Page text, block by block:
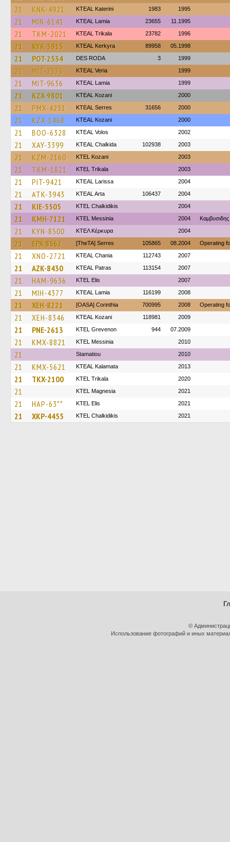
21
KNK-4921 KTEAL Katerini 1983 1995
21 MIN-6141 KTEAL Lamia 23655 11.1995
21 TKM-2021 KTEAL Trikala 23782 1996
21 KYK-3915 KTEAL Kerkyra 89958 05.1998
21 POT-2534 DES RODA 3 1999
21 MIT-2575 KTEAL Veria 1999
21 MIT-9636 KTEAL Lamia 1999
21 KZX-9801 KTEAL Kozani 2000
21 PMX-4231 KTEAL Serres 31656 2000
21 KZX-1468 KTEAL Kozani 2000
21 BOO-6328 KTEAL Volos 2002
21 XAY-3399 KTEAL Chalkida 102938 2003
21 KZM-2160 ΚΤΕL Kozani 2003
21 TKM-1821 ΚΤΕL Τrikala 2003
21 PIT-9421 KTEAL Larissa 2004
21 ATK-3943 KTEAL Arta 106437 2004
21 KIE-5505 ΚΤΕL Chalkidikis 2004
21 KMH-7121 KTEL Messinia 2004
21 KYN-8500 ΚΤΕΛ Κέρκυρα 2004
21 EPX-8562 [TheTA] Serres 105865 08.2004 Operating
21 XNO-2721 KTEAL Chania 112743 2007
21 AZK-8430 KTEAL Patras 113154 2007
21 HAM-9636 KTEL Elis 2007
21 MIH-4377 KTEAL Lamia 116199 2008
21 XEH-8221 [OASA] Corinthia 700995 2008 Operating
21 XEH-8346 KTEAL Kozani 118981 2009
21 PNE-2613 ΚΤΕL Grevenon 944 07.2009
21 KMX-8821 KTEL Messinia 2010
21 Stamatiou 2010
21 KMX-5621 KTEAL Kalamata 2013
21 TKX-2100 ΚΤΕL Τrikala 2020
21 ΚΤΕL Magnesia 2021
21 HAP-63** KTEL Elis 2021
21 XKP-4455 ΚΤΕL Chalkidikis 2021
©
Использование фотографий и иных